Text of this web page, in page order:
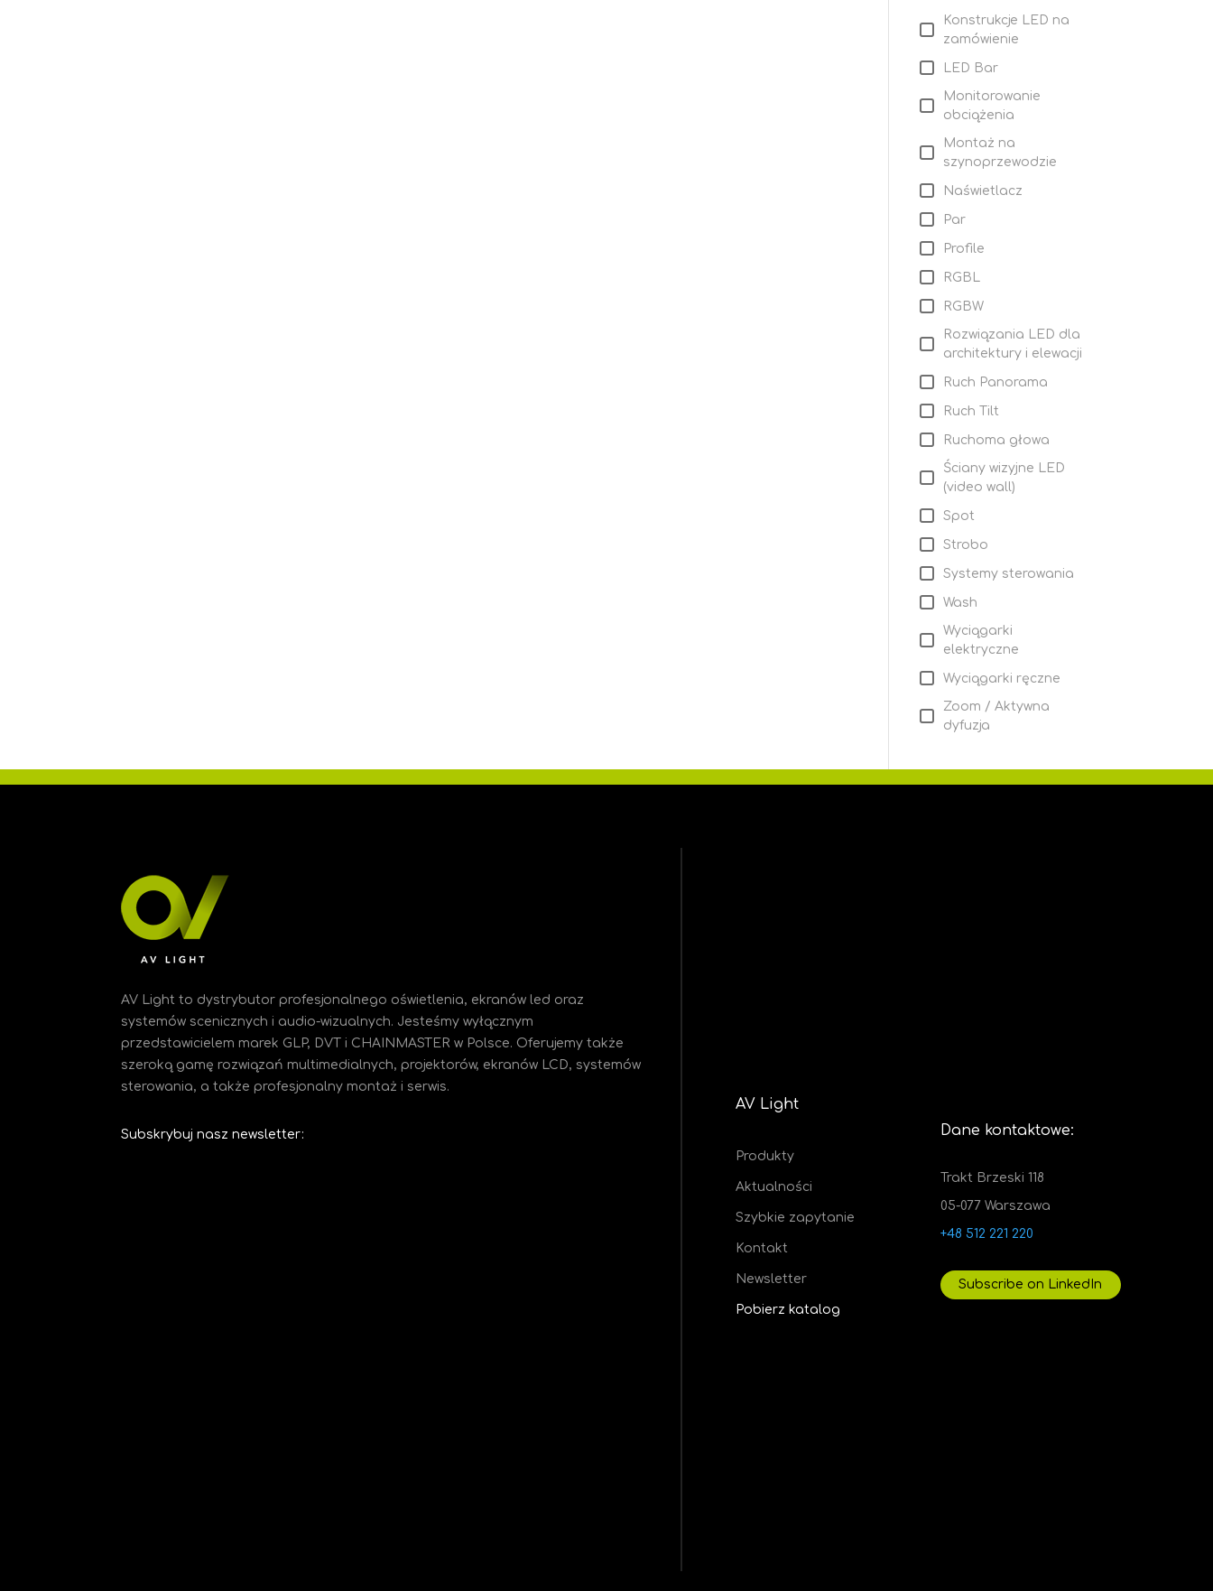
Konstrukcje LED na
zamówienie
LED Bar
Monitorowanie
obciążenia
Montaż na
szynoprzewodzie
Naświetlacz
Par
Profile
RGBL
RGBW
Rozwiązania LED dla
architektury i elewacji
Ruch Panorama
Ruch Tilt
Ruchoma głowa
Ściany wizyjne LED
(video wall)
Spot
Strobo
Systemy sterowania
Wash
Wyciągarki
elektryczne
Wyciągarki ręczne
Zoom / Aktywna
dyfuzja
AV Light to dystrybutor profesjonalnego oświetlenia, ekranów led oraz
systemów scenicznych i audio-wizualnych. Jesteśmy wyłącznym
przedstawicielem marek GLP, DVT i CHAINMASTER w Polsce. Oferujemy także
szeroką gamę rozwiązań multimedialnych, projektorów, ekranów LCD, systemów
sterowania, a także profesjonalny montaż i serwis.
Subskrybuj nasz newsletter:
AV Light
Produkty
Aktualności
Szybkie zapytanie
Kontakt
Newsletter
Pobierz katalog
Dane kontaktowe:
Trakt Brzeski 118
05-077 Warszawa
+48 512 221 220
Subscribe on LinkedIn